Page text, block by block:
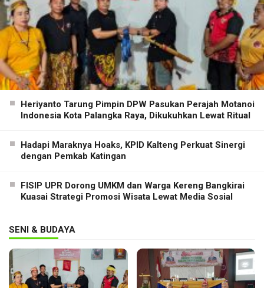
Heriyanto Tarung Pimpin DPW Pasukan Perajah Motanoi
Indonesia Kota Palangka Raya, Dikukuhkan Lewat Ritual
Hadapi Maraknya Hoaks, KPID Kalteng Perkuat Sinergi
dengan Pemkab Katingan
FISIP UPR Dorong UMKM dan Warga Kereng Bangkirai
Kuasai Strategi Promosi Wisata Lewat Media Sosial
SENI & BUDAYA